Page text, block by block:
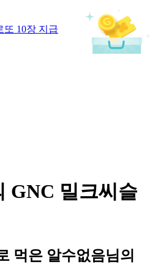
또 10장 지급
GNC 밀크씨슬
먹은 알수없음님의